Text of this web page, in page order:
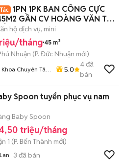
1PN 1PK BAN CÔNG CỰC
GẦN CV HOÀNG VĂN THỤ
ANH
hộ dịch vụ, mini
tháng 45 m²
Nhuận (P. Đức Nhuận mới)
Chuyên Tân
5.0
4đã
bán
Spoon tuyển phục vụ nam
Baby Spoon
triệu/tháng
1 (P. Bến Thành mới)
3 đã bán